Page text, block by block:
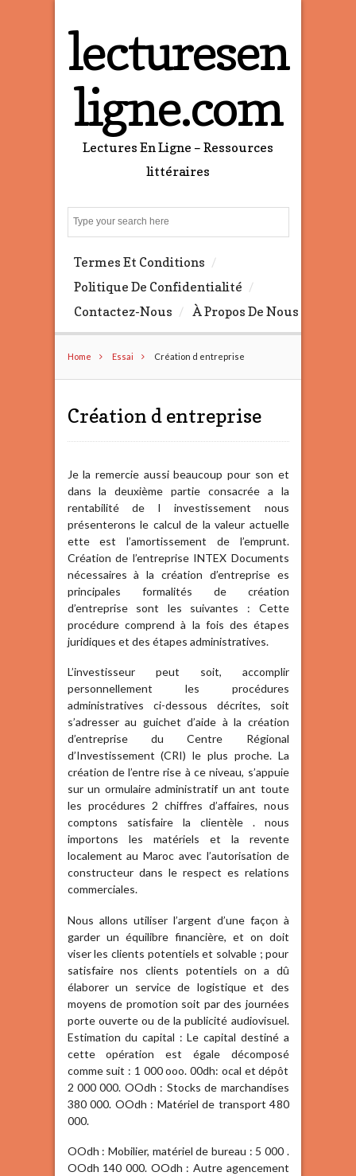
lecturesen
ligne.com
Lectures En Ligne – Ressources
littéraires
e
Termes Et Conditions
Politique De Confidentialité
Contactez-Nous
À Propos De Nous
Home Essai Création d entreprise
Création d entreprise
Je la remercie aussi beaucoup pour son et
dans la deuxième partie consacrée a la
rentabilité de I investissement nous
présenterons le calcul de la valeur actuelle
ette est l’amortissement de l’emprunt.
Création de l’entreprise INTEX Documents
nécessaires à la création d’entreprise es
principales formalités de création
d’entreprise sont les suivantes : Cette
procédure comprend à la fois des étapes
juridiques et des étapes administratives.
L’investisseur peut soit, accomplir
personnellement les procédures
administratives ci-dessous décrites, soit
s’adresser au guichet d’aide à la création
d’entreprise du Centre Régional
d’Investissement (CRI) le plus proche. La
création de l’entre rise à ce niveau, s’appuie
sur un ormulaire administratif un ant toute
les procédures 2 chiffres d’affaires, nous
comptons satisfaire la clientèle . nous
importons les matériels et la revente
localement au Maroc avec l’autorisation de
constructeur dans le respect es relations
commerciales.
Nous allons utiliser l’argent d’une façon à
garder un équilibre financière, et on doit
viser les clients potentiels et solvable ; pour
satisfaire nos clients potentiels on a dû
élaborer un service de logistique et des
moyens de promotion soit par des journées
porte ouverte ou de la publicité audiovisuel.
Estimation du capital : Le capital destiné a
cette opération est égale décomposé
comme suit : 1 000 ooo. 00dh: ocal et dépôt
2 000 000. OOdh : Stocks de marchandises
380 000. OOdh : Matériel de transport 480
000.
OOdh : Mobilier, matériel de bureau : 5 000 .
OOdh 140 000. OOdh : Autre agencement